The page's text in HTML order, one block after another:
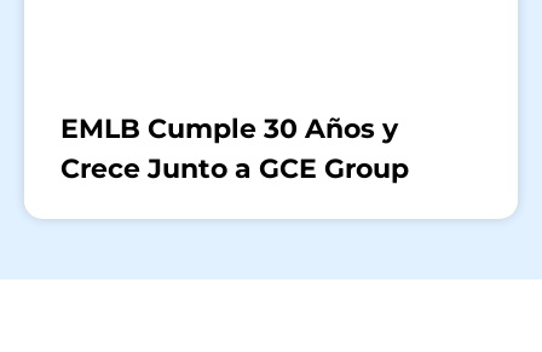
EMLB Cumple 30 Años y
Crece Junto a GCE Group